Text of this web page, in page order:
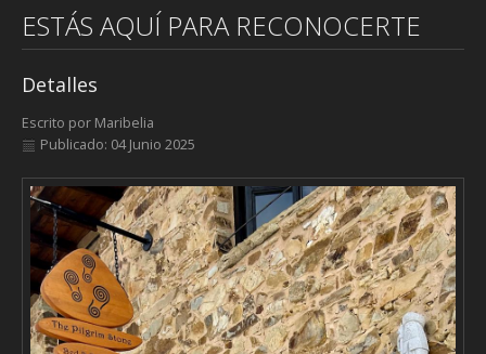
ESTÁS AQUÍ PARA RECONOCERTE
Detalles
Escrito por Maribelia
Publicado: 04 Junio 2025